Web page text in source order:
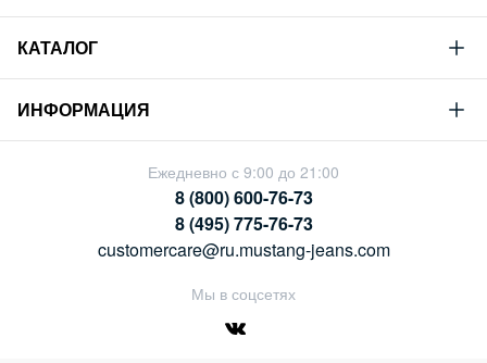
Mustang
Философия
Устойчивое развитие
Сотрудничество
КАТАЛОГ
Новая коллекция
Гид по мужскому дениму
Гид по женскому дениму
ИНФОРМАЦИЯ
Условия продажи
Политика конфиденциальности
Ежедневно с 9:00 до 21:00
8 (800) 600-76-73
8 (495) 775-76-73
customercare@ru.mustang-jeans.com
Мы в соцсетях